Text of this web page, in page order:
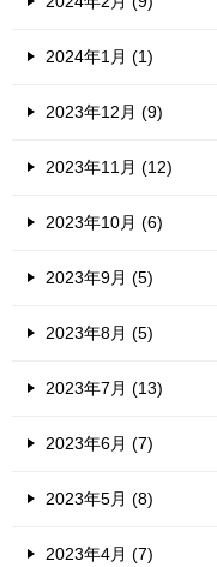
2024年1月 (1)
2023年12月 (9)
2023年11月 (12)
2023年10月 (6)
2023年9月 (5)
2023年8月 (5)
2023年7月 (13)
2023年6月 (7)
2023年5月 (8)
2023年4月 (7)